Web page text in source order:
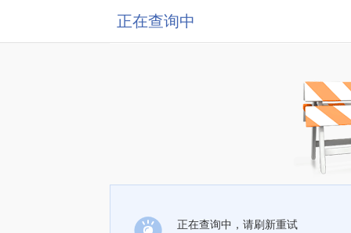
正在查询中
正在查询中，请刷新重试